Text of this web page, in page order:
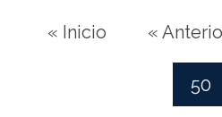
« Inicio «
50